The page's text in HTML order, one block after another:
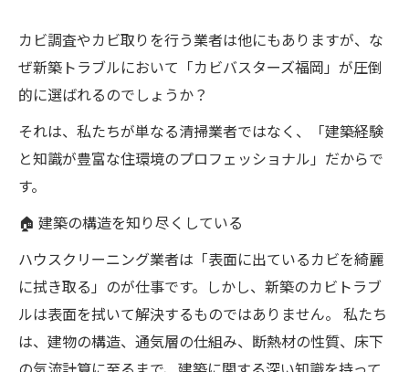
カビ調査やカビ取りを行う業者は他にもありますが、な
ぜ新築トラブルにおいて「カビバスターズ福岡」が圧倒
的に選ばれるのでしょうか？
それは、私たちが単なる清掃業者ではなく、「建築経験
と知識が豊富な住環境のプロフェッショナル」だからで
す。
🏠 建築の構造を知り尽くしている
ハウスクリーニング業者は「表面に出ているカビを綺麗
に拭き取る」のが仕事です。しかし、新築のカビトラブ
ルは表面を拭いて解決するものではありません。 私たち
は、建物の構造、通気層の仕組み、断熱材の性質、床下